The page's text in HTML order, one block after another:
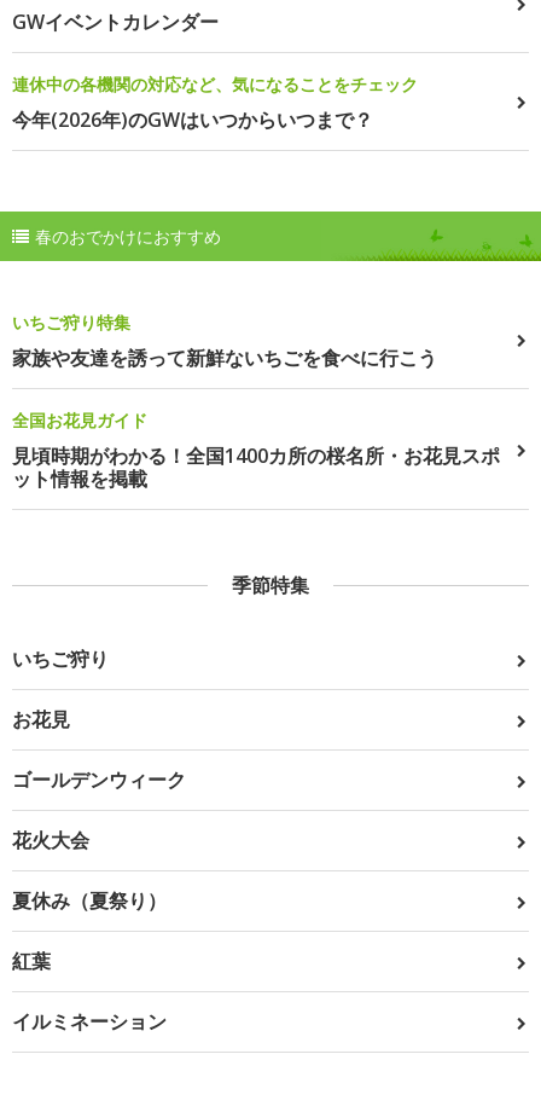
GWイベントカレンダー
連休中の各機関の対応など、気になることをチェック
今年(2026年)のGWはいつからいつまで？
春のおでかけにおすすめ
いちご狩り特集
家族や友達を誘って新鮮ないちごを食べに行こう
全国お花見ガイド
見頃時期がわかる！全国1400カ所の桜名所・お花見スポ
ット情報を掲載
季節特集
いちご狩り
お花見
ゴールデンウィーク
花火大会
夏休み（夏祭り）
紅葉
イルミネーション